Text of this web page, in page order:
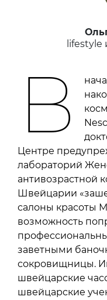
lifestyle
В
Центре
лабораторий
антивозрастной
Швейцарии
салоны красоты
возможность
заветными
сокровищницы.
швейцарские
швейцарские